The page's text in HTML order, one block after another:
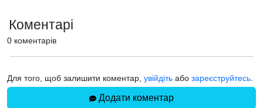
Коментарі
0 коментарів
Для того, щоб залишити коментар, увійдіть або зареєструйтесь
Додати коментар